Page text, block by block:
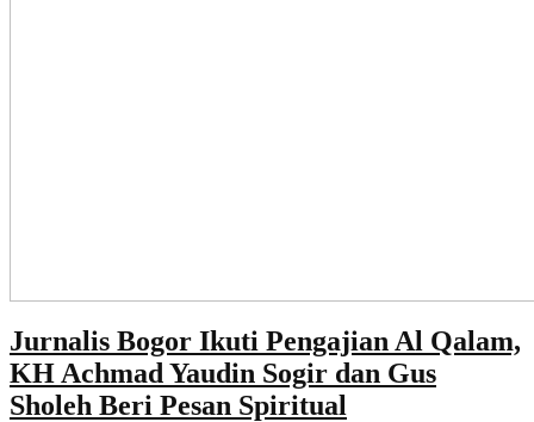
Jurnalis Bogor Ikuti Pengajian Al Qalam,
KH Achmad Yaudin Sogir dan Gus
Sholeh Beri Pesan Spiritual